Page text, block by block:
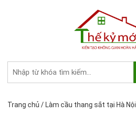
Trang chủ / Làm cầu thang sắt tại Hà Nội